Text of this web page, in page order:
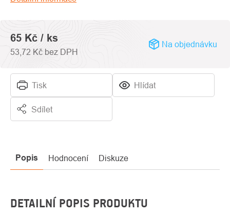
Tisk Hlídat
Sdílet
65 Kč / ks
53,72 Kč bez DPH
Na objednávku
Popis Hodnocení Diskuze
DETAILNÍ POPIS PRODUKTU